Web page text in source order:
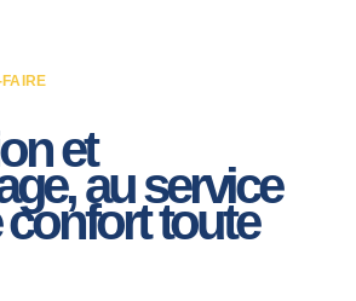
et
au service
toute